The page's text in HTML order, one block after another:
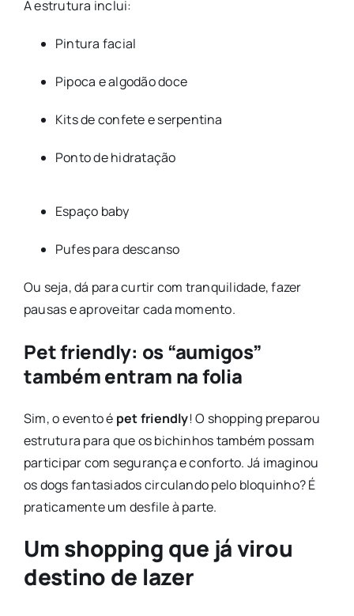
A estrutura inclui:
Pintura facial
Pipoca e algodão doce
Kits de confete e serpentina
Ponto de hidratação
Espaço baby
Pufes para descanso
Ou seja, dá para curtir com tranquilidade, fazer
pausas e aproveitar cada momento.
Pet friendly: os “aumigos”
também entram na folia
Sim, o evento é pet friendly! O shopping preparou
estrutura para que os bichinhos também possam
participar com segurança e conforto. Já imaginou
os dogs fantasiados circulando pelo bloquinho? É
praticamente um desfile à parte.
Um shopping que já virou
destino de lazer